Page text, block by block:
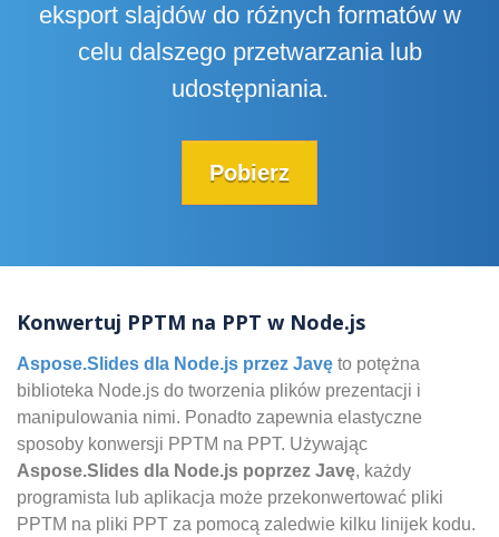
eksport slajdów do różnych formatów w
celu dalszego przetwarzania lub
udostępniania.
Pobierz
Konwertuj PPTM na PPT w Node.js
Aspose.Slides dla Node.js przez Javę to potężna
biblioteka Node.js do tworzenia plików prezentacji i
manipulowania nimi. Ponadto zapewnia elastyczne
sposoby konwersji PPTM na PPT. Używając
Aspose.Slides dla Node.js poprzez Javę, każdy
programista lub aplikacja może przekonwertować pliki
PPTM na pliki PPT za pomocą zaledwie kilku linijek kodu.